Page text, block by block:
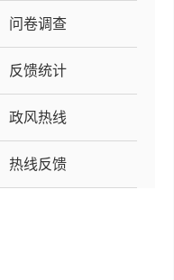
问卷调查
反馈统计
政风热线
热线反馈